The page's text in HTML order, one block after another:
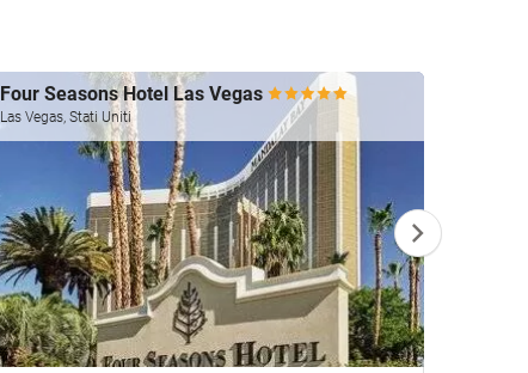
Four Seasons Hotel Las Vegas
Las Vegas, Stati Uniti